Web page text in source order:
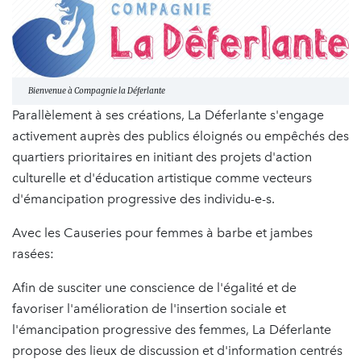
Bienvenue à Compagnie la Déferlante
Parallèlement à ses créations, La Déferlante s'engage
activement auprès des publics éloignés ou empêchés des
quartiers prioritaires en initiant des projets d'action
culturelle et d'éducation artistique comme vecteurs
d'émancipation progressive des individu-e-s.
Avec les Causeries pour femmes à barbe et jambes
rasées:
Afin de susciter une conscience de l'égalité et de
favoriser l'amélioration de l'insertion sociale et
l'émancipation progressive des femmes, La Déferlante
propose des lieux de discussion et d'information centrés